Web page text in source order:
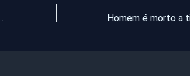
de 21 anos em Caucaia